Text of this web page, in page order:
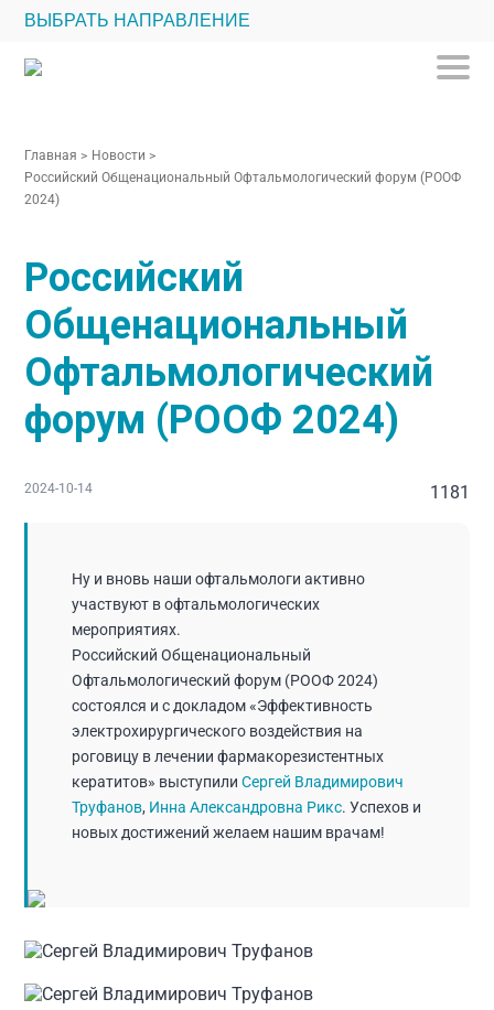
ВЫБРАТЬ НАПРАВЛЕНИЕ
Главная > Новости >
Российский Общенациональный Офтальмологический форум (РООФ
2024)
Российский
Общенациональный
Офтальмологический
форум (РООФ 2024)
2024-10-14 1181
Ну и вновь наши офтальмологи активно
участвуют в офтальмологических
мероприятиях.
Российский Общенациональный
Офтальмологический форум (РООФ 2024)
состоялся и с докладом «Эффективность
электрохирургического воздействия на
роговицу в лечении фармакорезистентных
кератитов» выступилиСергей Владимирович
Труфанов, Инна Александровна Рикс. Успехов и
новых достижений желаем нашим врачам!